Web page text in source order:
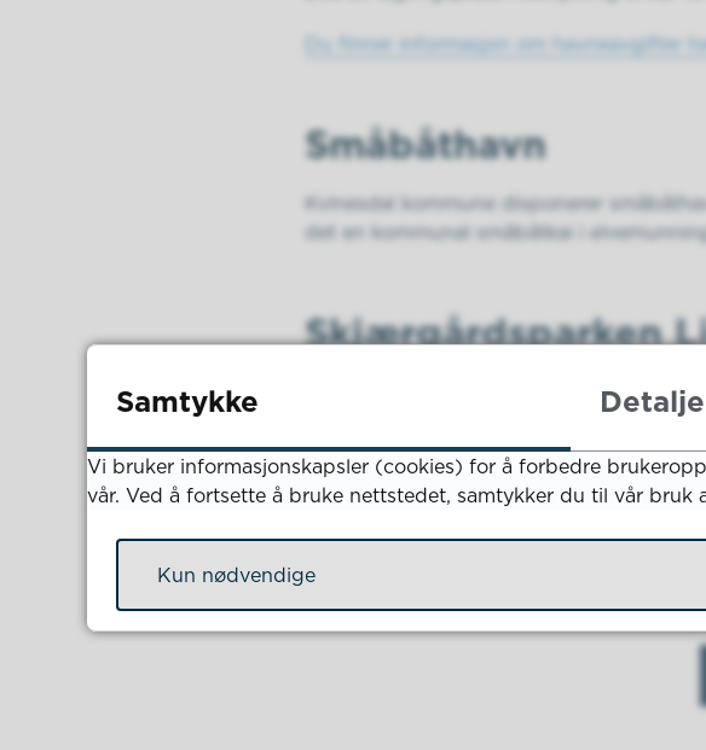
Du finner informasjon om havneavgifter
Småbåthavn
Kvinesdal kommune disponerer
det en kommunal småbåtkai i
Skjærgårdsparken
Skjærgårdsparken Lister som bl.a. har
tømmemuligheter og andre fasilliteter.
Du kan lese mer om skjærgårdsparken
Fant
Samtykke
Vi bruker informasjonskapsler (cookies) for å forbedre
vår. Ved å fortsette å bruke nettstedet, samtykker du til vår
Kun nødvendige